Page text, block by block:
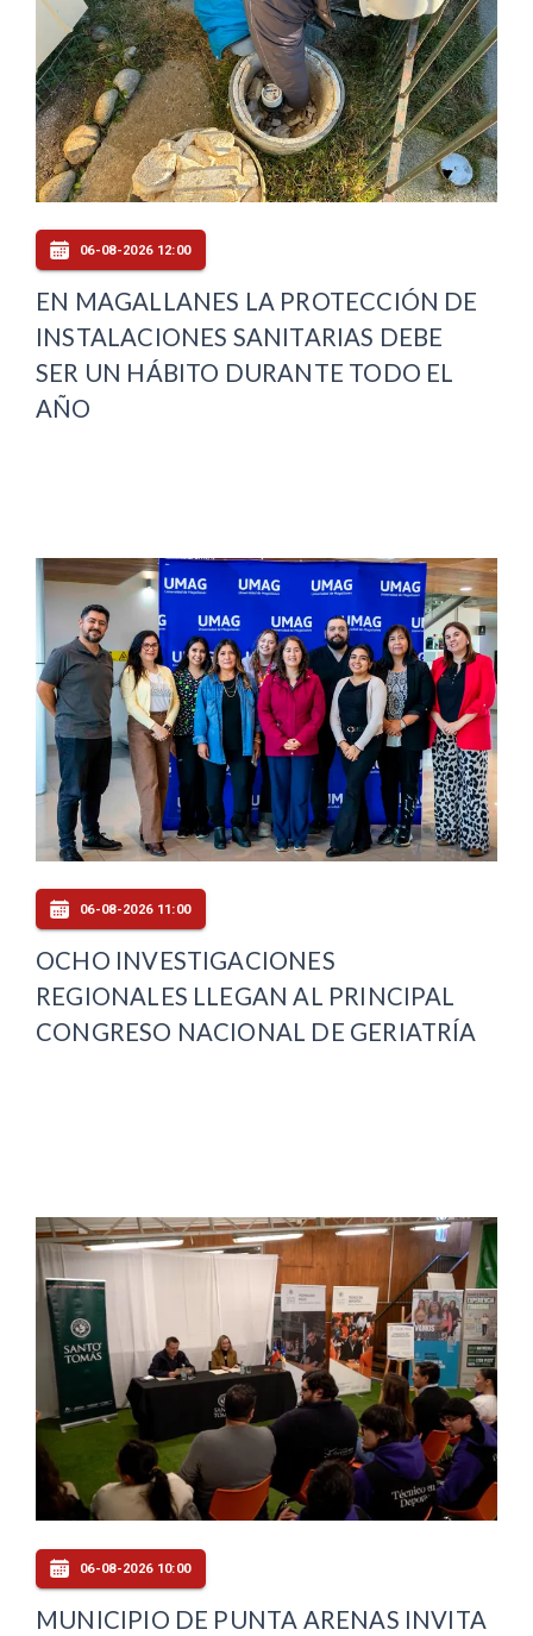
06-08-2026 12:00
EN MAGALLANES LA PROTECCIÓN DE
INSTALACIONES SANITARIAS DEBE
SER UN HÁBITO DURANTE TODO EL
AÑO
06-08-2026 11:00
OCHO INVESTIGACIONES
REGIONALES LLEGAN AL PRINCIPAL
CONGRESO NACIONAL DE GERIATRÍA
06-08-2026 10:00
MUNICIPIO DE PUNTA ARENAS INVITA